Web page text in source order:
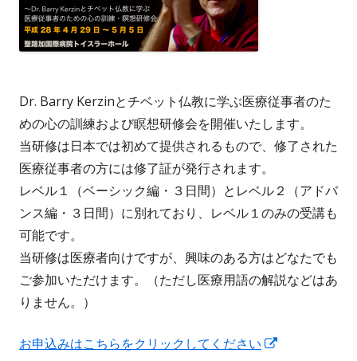
Dr. Barry Kerzinとチベット仏教に学ぶ医療従事者のた
めの心の訓練および瞑想研修会を開催いたします。
当研修は日本では初めて提供されるもので、修了された
医療従事者の方には修了証が発行されます。
レベル１（ベーシック編・３日間）とレベル２（アドバ
ンス編・３日間）に別れており、レベル１のみの受講も
可能です。
当研修は医療者向けですが、興味のある方はどなたでも
ご参加いただけます。（ただし医療用語の解説などはあ
りません。）
お申込みはこちらをクリックしてください